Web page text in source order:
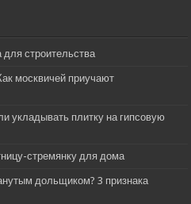
для строительства
москвичей приучают
укладывать плитку на гипсовую
стремянку для дома
дольщиком? 3 признака